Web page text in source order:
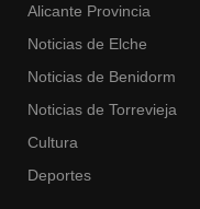
Alicante Provincia
Noticias de Elche
Noticias de Benidorm
Noticias de Torrevieja
Cultura
Deportes